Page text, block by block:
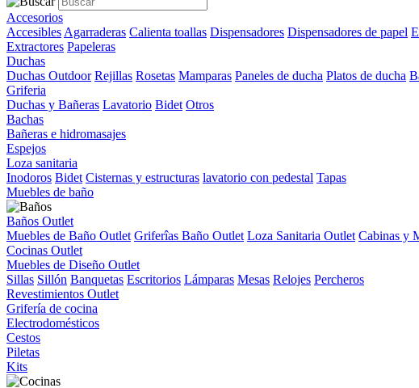
Accesorios
Accesibles Agarraderas Calienta toallas Dispensadores Dispensadores de papel
Extractores Papeleras
Duchas
Duchas Outdoor Rejillas Rosetas Mamparas Paneles de ducha Platos de ducha
Griferia
Duchas y Bañeras Lavatorio Bidet Otros
Bachas
Bañeras e hidromasajes
Espejos
Loza sanitaria
Inodoros Bidet Cisternas y estructuras lavatorio con pedestal Tapas
Muebles de baño
Baños Outlet
Muebles de Baño Outlet Griferîas Baño Outlet Loza Sanitaria Outlet Cabinas y
Cocinas Outlet
Muebles de Diseño Outlet
Sillas Sillón Banquetas Escritorios Lámparas Mesas Relojes Percheros
Revestimientos Outlet
Grifería de cocina
Electrodomésticos
Cestos
Piletas
Kits